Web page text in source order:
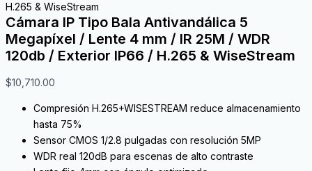
H.265 & WiseStream
Cámara IP Tipo Bala Antivandálica 5
Megapíxel / Lente 4 mm / IR 25M / WDR
120db / Exterior IP66 / H.265 & WiseStream
$10,710.00
Compresión H.265+WISESTREAM reduce almacenamiento
hasta 75%
Sensor CMOS 1/2.8 pulgadas con resolución 5MP
WDR real 120dB para escenas de alto contraste